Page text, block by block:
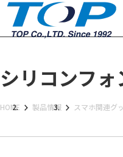
シリコンフ
HOME 製品情報 スマホ関連グ